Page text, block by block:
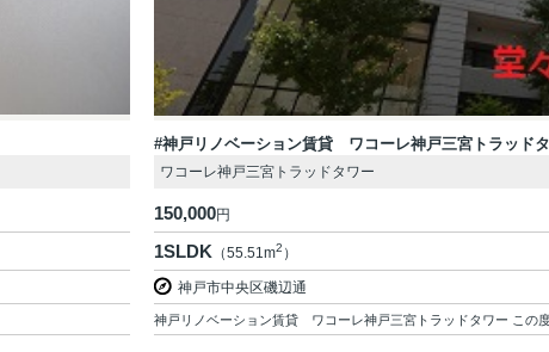
#神戸リノベーション賃貸 ワコーレ神戸三宮トラッド
ワコーレ神戸三宮トラッドタワー
150,000円
1SLDK （55.51m2 ）
神戸市中央区磯辺通
神戸リノベーション賃貸 ワコーレ神戸三宮トラッドタワー この